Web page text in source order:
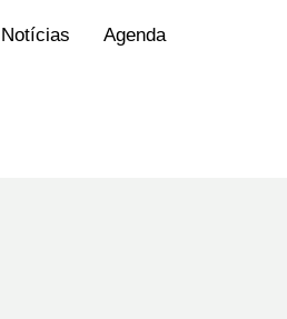
Notícias Agenda